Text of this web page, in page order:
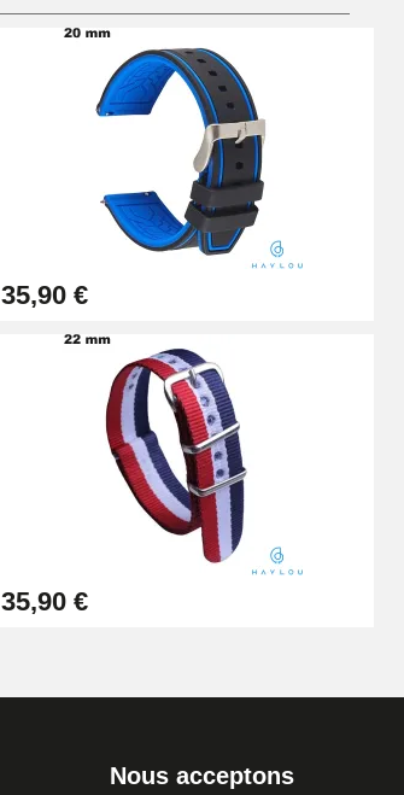
Ajouter au panier
Ajouter au panier
Ajouter au panier
Ajouter au panier
Ajouter au panier
35,90 €
35,90 €
Nous acceptons